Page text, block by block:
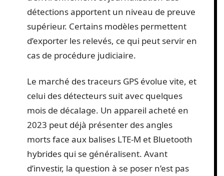
détections apportent un niveau de preuve
supérieur. Certains modèles permettent
d’exporter les relevés, ce qui peut servir en
cas de procédure judiciaire.
Le marché des traceurs GPS évolue vite, et
celui des détecteurs suit avec quelques
mois de décalage. Un appareil acheté en
2023 peut déjà présenter des angles
morts face aux balises LTE-M et Bluetooth
hybrides qui se généralisent. Avant
d’investir, la question à se poser n’est pas